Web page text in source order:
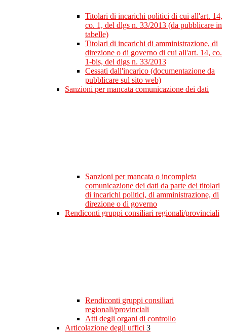
Titolari di incarichi politici di cui all'art. 14,
co. 1, del dlgs n. 33/2013 (da pubblicare in
tabelle)
Titolari di incarichi di amministrazione, di
direzione o di governo di cui all'art. 14, co.
1-bis, del dlgs n. 33/2013
Cessati dall'incarico (documentazione da
pubblicare sul sito web)
Sanzioni per mancata comunicazione dei dati
Sanzioni per mancata o incompleta
comunicazione dei dati da parte dei titolari
di incarichi politici, di amministrazione, di
direzione o di governo
Rendiconti gruppi consiliari regionali/provinciali
Rendiconti gruppi consiliari
regionali/provinciali
Atti degli organi di controllo
Articolazione degli uffici 3